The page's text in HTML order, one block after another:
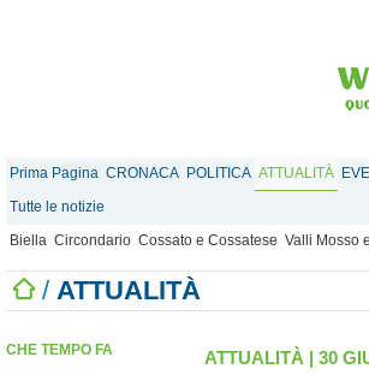
Prima Pagina CRONACA POLITICA ATTUALITÀ
Tutte le notizie
Biella Circondario Cossato e Cossatese Valli Mosso
/ ATTUALITÀ
CHE TEMPO FA ATTUALITÀ | 30